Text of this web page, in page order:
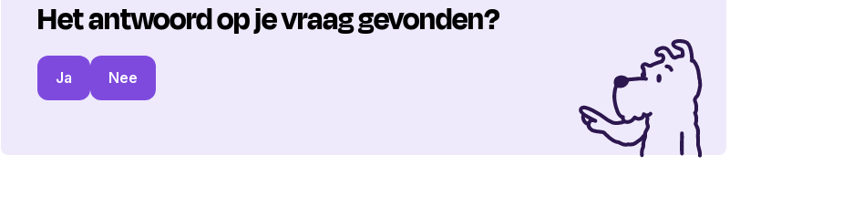
Het antwoord op je vraag gevonden?
Ja Nee